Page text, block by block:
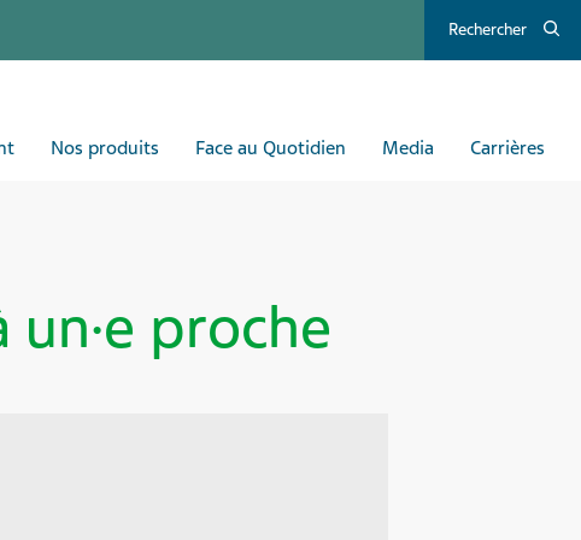
Rechercher
Nos produits Face au Quotidien Media Carrières
proche